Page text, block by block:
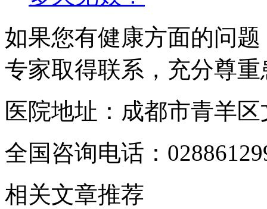
如果您有健康方面的问
专家取得联系，充分尊
医院地址：成都市青羊
全国咨询电话：
相关文章推荐